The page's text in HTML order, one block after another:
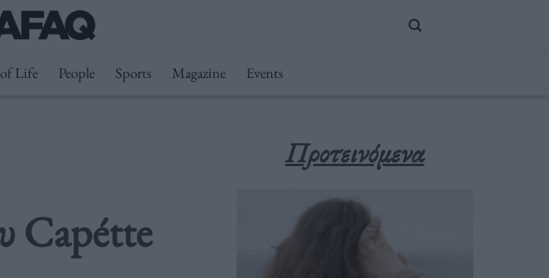
Life People Sports Magazine Events
Capétte
Προτεινόμενα